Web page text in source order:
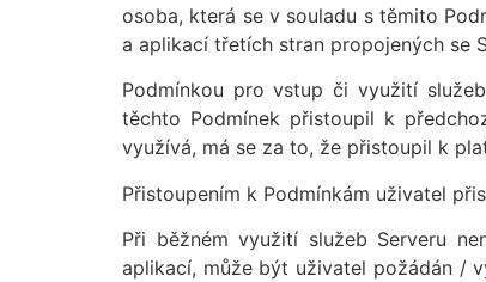
osoba, která se v souladu s těmito
a aplikací třetích stran propojených se
Podmínkou pro vstup či využití
těchto Podmínek přistoupil k
využívá, má se za to, že přistoupil k
Přistoupením k Podmínkám uživatel
Při běžném využití služeb Serveru
aplikací, může být uživatel požádán /